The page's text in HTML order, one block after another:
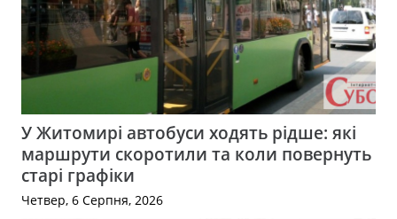
У Житомирі автобуси ходять рідше: які
маршрути скоротили та коли повернуть
старі графіки
Четвер, 6 Серпня, 2026